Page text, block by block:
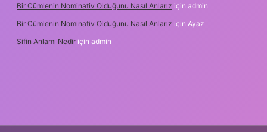
Bir Cümlenin Nominativ Olduğunu Nasıl Anlarız için admin
Bir Cümlenin Nominativ Olduğunu Nasıl Anlarız için Ayaz
Sifin Anlamı Nedir için admin